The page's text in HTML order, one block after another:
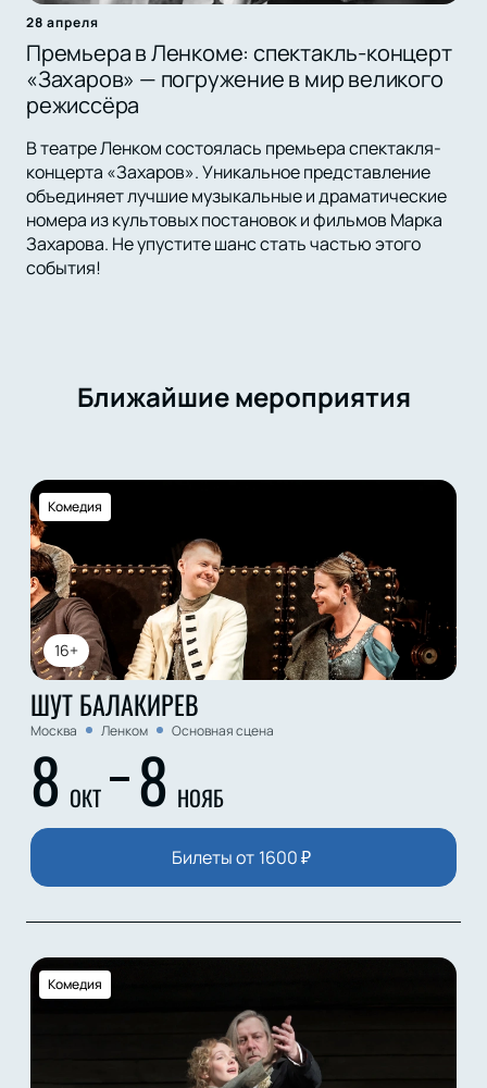
28 апреля
Премьера в Ленкоме: спектакль-концерт
«Захаров» — погружение в мир великого
режиссёра
В театре Ленком состоялась премьера спектакля-
концерта «Захаров». Уникальное представление
объединяет лучшие музыкальные и драматические
номера из культовых постановок и фильмов Марка
Захарова. Не упустите шанс стать частью этого
события!
Ближайшие мероприятия
16+
Комедия
ШУТ БАЛАКИРЕВ
Москва Ленком Основная сцена
8 ОКТ 8 НОЯБ
Билеты от 1600₽
Комедия